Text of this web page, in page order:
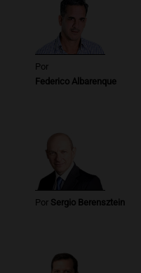
Por
Federico Albarenque
Por Sergio Berensztein